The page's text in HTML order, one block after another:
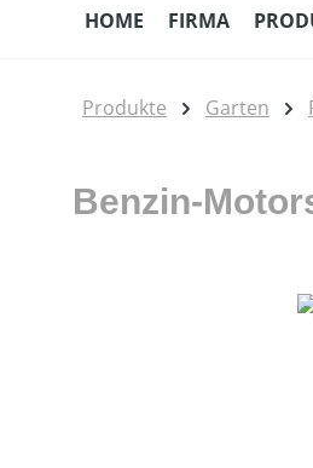
HOME FIRMA
Produkte Garten
Benzin-